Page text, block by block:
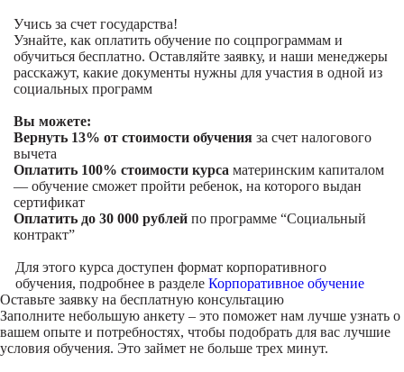
Учись за счет государства!
Узнайте, как оплатить обучение по соцпрограммам и
обучиться бесплатно. Оставляйте заявку, и наши менеджеры
расскажут, какие документы нужны для участия в одной из
социальных программ
Вы можете:
Вернуть 13% от стоимости обучения за счет налогового
вычета
Оплатить 100% стоимости курса материнским капиталом
— обучение сможет пройти ребенок, на которого выдан
сертификат
Оплатить до 30 000 рублей по программе “Социальный
контракт”
Для этого курса доступен формат корпоративного
обучения, подробнее в разделе Корпоративное обучение
Оставьте заявку на бесплатную консультацию
Заполните небольшую анкету – это поможет нам лучше узнать о
вашем опыте и потребностях, чтобы подобрать для вас лучшие
условия обучения. Это займет не больше трех минут.